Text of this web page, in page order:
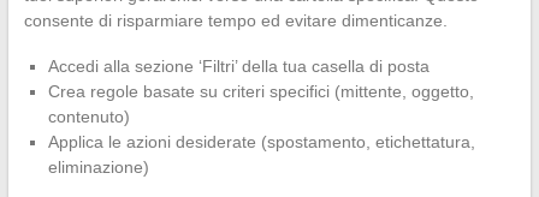
consente di risparmiare tempo ed evitare dimenticanze.
Accedi alla sezione ‘Filtri’ della tua casella di posta
Crea regole basate su criteri specifici (mittente, oggetto,
contenuto)
Applica le azioni desiderate (spostamento, etichettatura,
eliminazione)